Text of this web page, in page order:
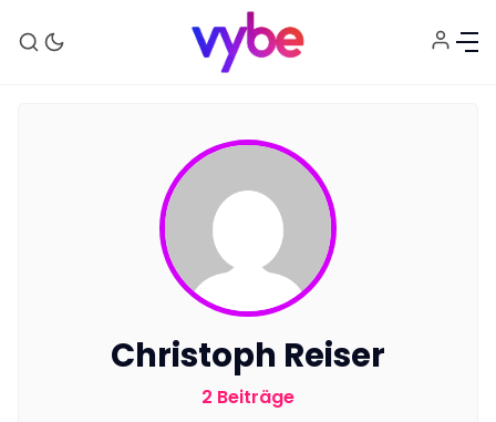
Technik
Unterhaltung
Gaming
Christoph Reiser
2 Beiträge